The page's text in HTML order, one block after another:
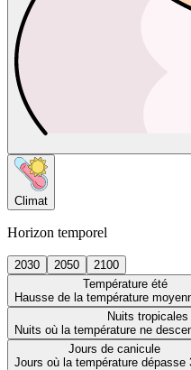
Climat
Horizon temporel
2030 2050
2100
Température été
Hausse de la température
Nuits tropicales
Nuits où la température ne
Jours de canicule
Jours où la température dépasse